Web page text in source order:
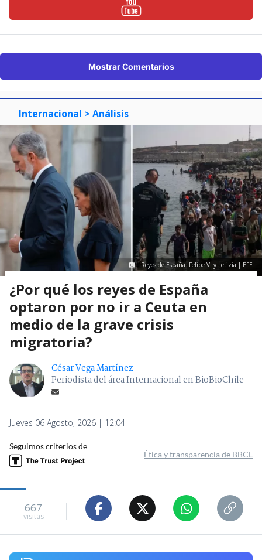
Mostrar Comentarios
Internacional > Análisis
Reyes de España: Felipe VI y Letizia | EFE
¿Por qué los reyes de España
optaron por no ir a Ceuta en
medio de la grave crisis
migratoria?
César Vega Martínez
Periodista del área Internacional en BioBioChile
Jueves 06 Agosto, 2026 | 12:04
Seguimos criterios de
Ética y transparencia de BBCL
667
visitas